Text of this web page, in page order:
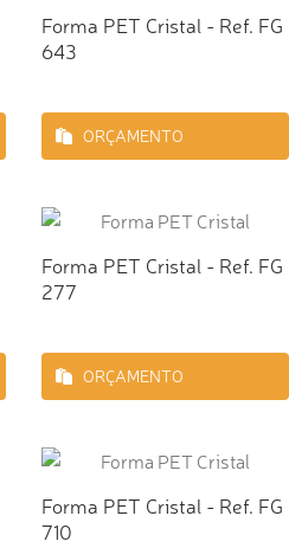
Forma PET Cristal - Ref. FG
643
ORÇAMENTO
Forma PET Cristal - Ref. FG
277
ORÇAMENTO
Forma PET Cristal - Ref. FG
710